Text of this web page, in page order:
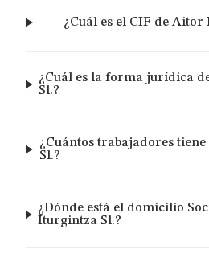
¿Cuál es el CIF de Aitor
¿Cuál es la forma jurídica
Sl.?
¿Cuántos trabajadores
Sl.?
¿Dónde está el domicilio
Iturgintza Sl.?